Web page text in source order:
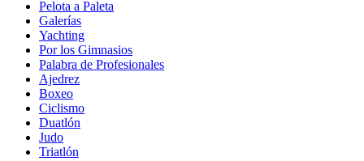
Pelota a Paleta
Galerías
Yachting
Por los Gimnasios
Palabra de Profesionales
Ajedrez
Boxeo
Ciclismo
Duatlón
Judo
Triatlón